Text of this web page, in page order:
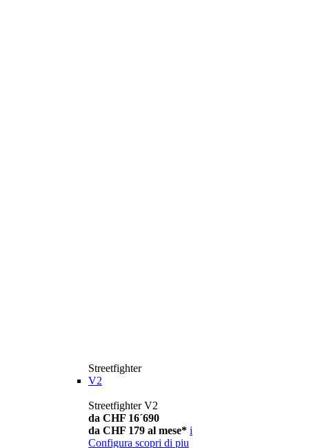
Streetfighter
V2
Streetfighter V2
da CHF 16´690
da CHF 179 al mese* i
Configura scopri di piu